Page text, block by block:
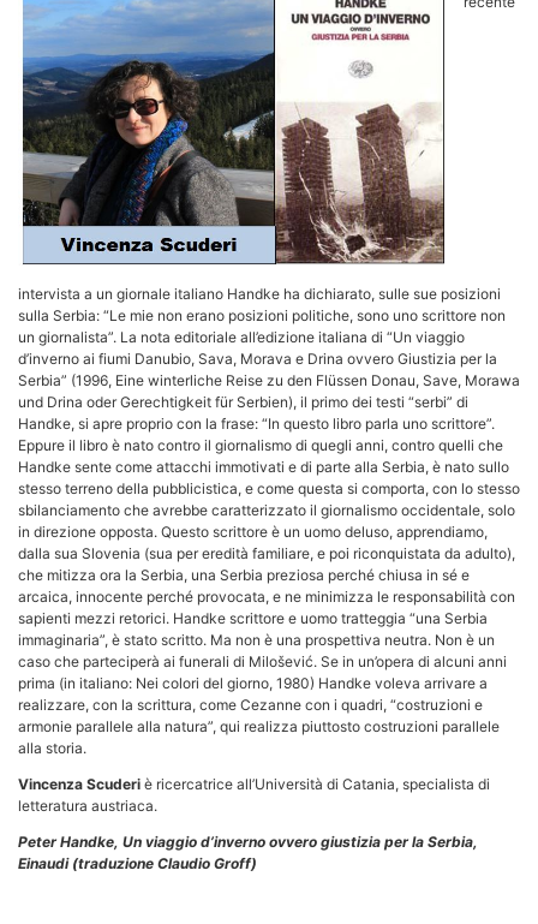
intervista a un giornale italiano Handke ha dichiarato, sulle sue posizioni
sulla Serbia: “Le mie non erano posizioni politiche, sono uno scrittore non
un giornalista”. La nota editoriale all’edizione italiana di “Un viaggio
d’inverno ai fiumi Danubio, Sava, Morava e Drina ovvero Giustizia per la
Serbia” (1996, Eine winterliche Reise zu den Flüssen Donau, Save, Morawa
und Drina oder Gerechtigkeit für Serbien), il primo dei testi “serbi” di
Handke, si apre proprio con la frase: “In questo libro parla uno scrittore”.
Eppure il libro è nato contro il giornalismo di quegli anni, contro quelli che
Handke sente come attacchi immotivati e di parte alla Serbia, è nato sullo
stesso terreno della pubblicistica, e come questa si comporta, con lo stesso
sbilanciamento che avrebbe caratterizzato il giornalismo occidentale, solo
in direzione opposta. Questo scrittore è un uomo deluso, apprendiamo,
dalla sua Slovenia (sua per eredità familiare, e poi riconquistata da adulto),
che mitizza ora la Serbia, una Serbia preziosa perché chiusa in sé e
arcaica, innocente perché provocata, e ne minimizza le responsabilità con
sapienti mezzi retorici. Handke scrittore e uomo tratteggia “una Serbia
immaginaria”, è stato scritto. Ma non è una prospettiva neutra. Non è un
caso che parteciperà ai funerali di Milošević. Se in un’opera di alcuni anni
prima (in italiano: Nei colori del giorno, 1980) Handke voleva arrivare a
realizzare, con la scrittura, come Cezanne con i quadri, “costruzioni e
armonie parallele alla natura”, qui realizza piuttosto costruzioni parallele
alla storia.
Vincenza Scuderi è ricercatrice all’Università di Catania, specialista di
letteratura austriaca.
Peter Handke, Un viaggio d’inverno ovvero giustizia per la Serbia,
Einaudi (traduzione Claudio Groff)